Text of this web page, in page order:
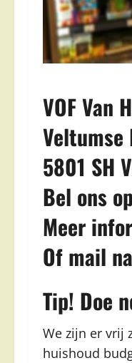
VOF Van
5801 SH
Bel ons
Meer
Of mail
Tip! Doe
We zijn er vrij
huishoud